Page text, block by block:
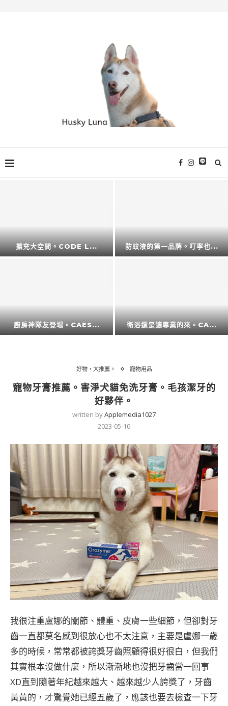
擴充大空間。CODE L... 防蚊液的第一品牌。叮寧也...
廚房神隊友登場。CAES... 衛浴還是讓專業的來。CA...
好物，大推薦。 寵物用品
寵物牙膏推薦。害淨犬貓免洗牙膏。毛孩潔牙的
好夥伴。
written byApplemedia1027
2023-05-10
我很注重盧娜的關節、體重、皮膚一些細節，但卻對牙
齒一直都莫名感到很放心也不太注意，主要是盧娜一歲
多的時候，常常都被誇獎牙齒照顧得很好很白，但我們
其實根本沒做什麼，所以漸漸地也沒把牙齒當一回事
XD直到隨著年紀越來越大、越來越少人誇獎了，牙齒
黃黃的，才驚覺她已經五歲了，應該也要去檢查一下牙